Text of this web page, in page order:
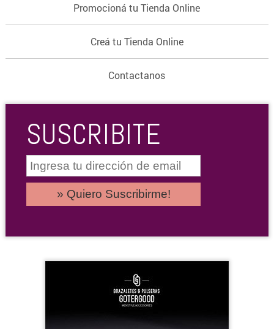
Promocioná tu Tienda Online
Creá tu Tienda Online
Contactanos
SUSCRIBITE